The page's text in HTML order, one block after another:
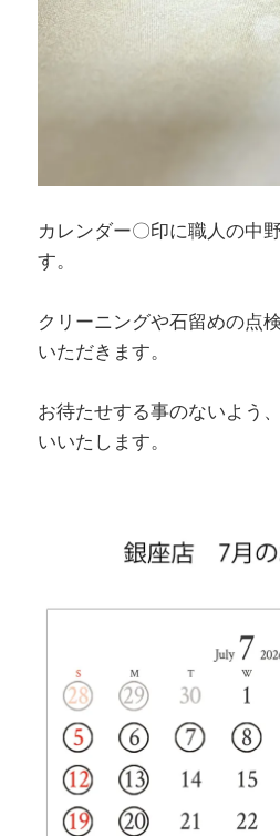
カレンダー〇印に職人の中
す。
クリーニングや石留めの点
いただきます。
お待たせする事のないよう
いいたします。